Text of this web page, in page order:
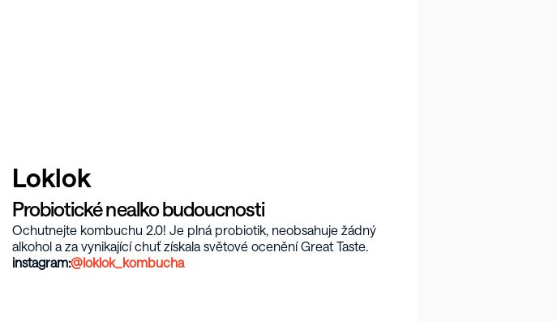
Loklok
Probiotické nealko budoucnosti
Ochutnejte kombuchu 2.0! Je plná probiotik, neobsahuje žádný
alkohol a za vynikající chuť získala světové ocenění Great Taste.
instagram:@loklok_kombucha